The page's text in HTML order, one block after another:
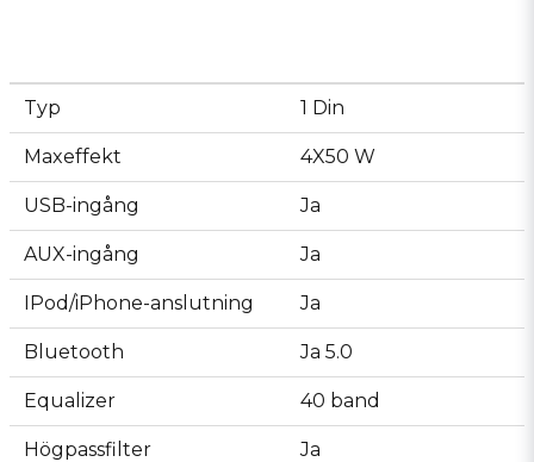
Typ 1 Din
Maxeffekt 4X50 W
USB-ingång Ja
AUX-ingång Ja
IPod/iPhone-anslutning Ja
Bluetooth Ja 5.0
Equalizer 40 band
Högpassfilter Ja